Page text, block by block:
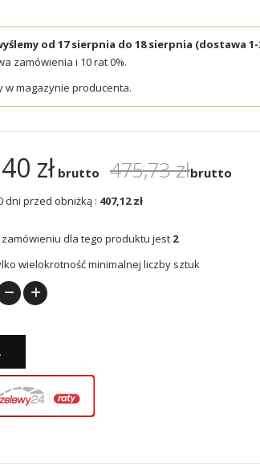
od 17 sierpnia do 18 sierpnia (dostawa
zamówienia i 10 rat 0%.
w magazynie producenta.
zł brutto 475,73 złbrutto
dni przed obniżką : 407,12 zł
zamówieniu dla tego produktu jest 2
wielokrotność minimalnej liczby sztuk